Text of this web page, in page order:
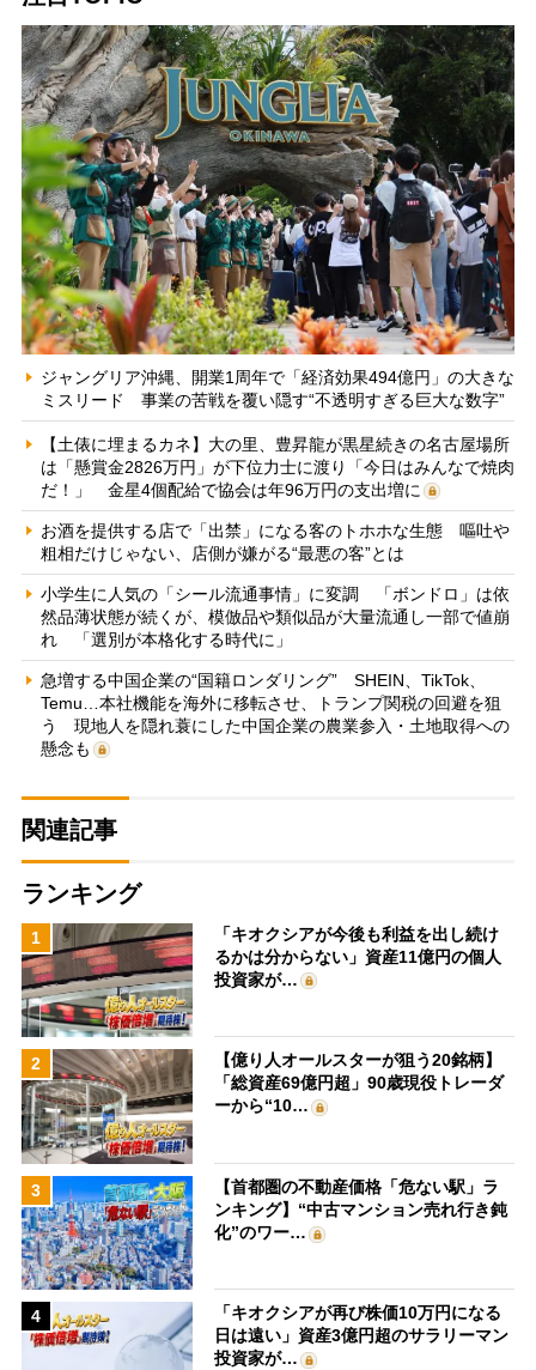
ジャングリア沖縄、開業1周年で「経済効果494億円」の大きな
ミスリード 事業の苦戦を覆い隠す“不透明すぎる巨大な数字”
【土俵に埋まるカネ】大の里、豊昇龍が黒星続きの名古屋場所
は「懸賞金2826万円」が下位力士に渡り「今日はみんなで焼肉
だ！」 金星4個配給で協会は年96万円の支出増に
お酒を提供する店で「出禁」になる客のトホホな生態 嘔吐や
粗相だけじゃない、店側が嫌がる“最悪の客”とは
小学生に人気の「シール流通事情」に変調 「ボンドロ」は依
然品薄状態が続くが、模倣品や類似品が大量流通し一部で値崩
れ 「選別が本格化する時代に」
急増する中国企業の“国籍ロンダリング” SHEIN、TikTok、
Temu…本社機能を海外に移転させ、トランプ関税の回避を狙
う 現地人を隠れ蓑にした中国企業の農業参入・土地取得への
懸念も
関連記事
ランキング
1
「キオクシアが今後も利益を出し続け
るかは分からない」資産11億円の個人
投資家が…
2
【億り人オールスターが狙う20銘柄】
「総資産69億円超」90歳現役トレーダ
ーから“10…
3
【首都圏の不動産価格「危ない駅」ラ
ンキング】“中古マンション売れ行き鈍
化”のワー…
4
「キオクシアが再び株価10万円になる
日は遠い」資産3億円超のサラリーマン
投資家が…